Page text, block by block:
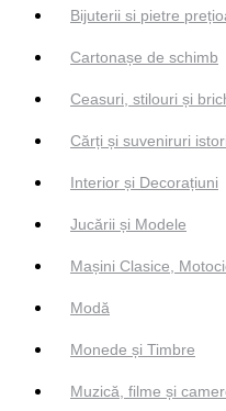
Bijuterii si pietre
Cartonașe de schimb
Ceasuri, stilouri și
Cărți și suveniruri
Interior și Decorațiuni
Jucării și Modele
Mașini Clasice,
Modă
Monede și Timbre
Muzică, filme și